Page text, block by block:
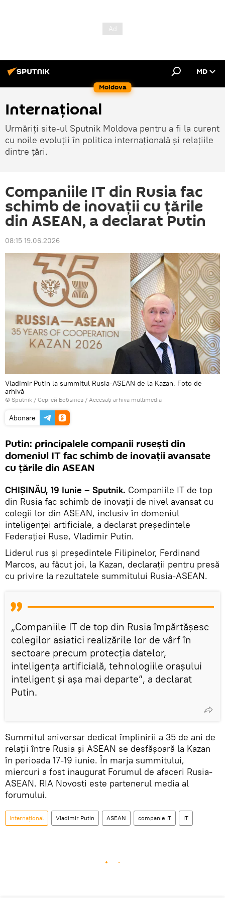
Moldova
MD
Internațional
Urmăriți site-ul Sputnik Moldova pentru a fi la curent
cu noile evoluții în politica internațională și relațiile
dintre țări.
Companiile IT din Rusia fac
schimb de inovații cu țările
din ASEAN, a declarat Putin
08:15 19.06.2026
Vladimir Putin la summitul Rusia-ASEAN de la Kazan. Foto de
arhivă
© Sputnik / Сергей Бобылев / Accesați arhiva multimedia
Abonare
Putin: principalele companii rusești din
domeniul IT fac schimb de inovații avansate
cu țările din ASEAN
CHIȘINĂU, 19 Iunie – Sputnik. Companiile IT de top
din Rusia fac schimb de inovații de nivel avansat cu
colegii lor din ASEAN, inclusiv în domeniul
inteligenței artificiale, a declarat președintele
Federației Ruse, Vladimir Putin.
Liderul rus și președintele Filipinelor, Ferdinand
Marcos, au făcut joi, la Kazan, declarații pentru presă
cu privire la rezultatele summitului Rusia-ASEAN.
„Companiile IT de top din Rusia împărtășesc
colegilor asiatici realizările lor de vârf în
sectoare precum protecția datelor,
inteligența artificială, tehnologiile orașului
inteligent și așa mai departe”, a declarat
Putin.
Summitul aniversar dedicat împlinirii a 35 de ani de
relații între Rusia și ASEAN se desfășoară la Kazan
în perioada 17-19 iunie. În marja summitului,
miercuri a fost inaugurat Forumul de afaceri Rusia-
ASEAN. RIA Novosti este partenerul media al
forumului.
Internațional Vladimir Putin ASEAN companie IT IT